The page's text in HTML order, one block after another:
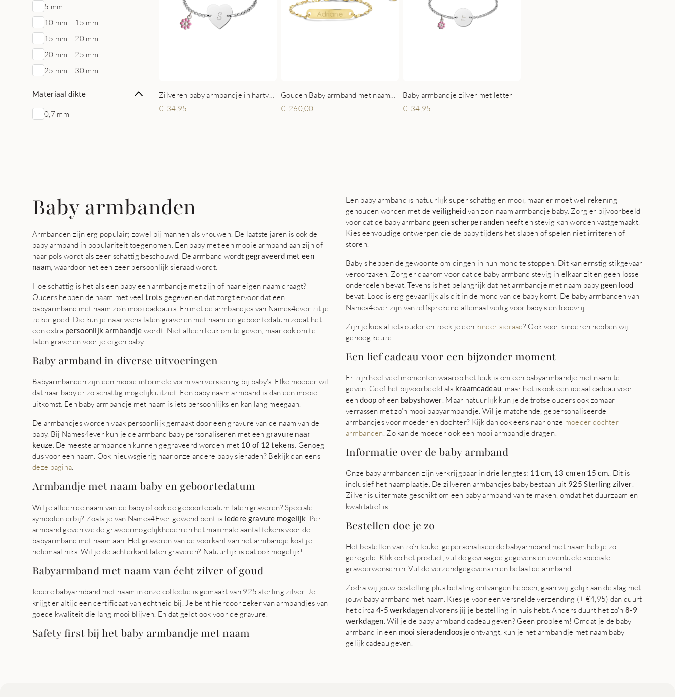
5 mm
10 mm – 15 mm
15 mm – 20 mm
20 mm – 25 mm
25 mm – 30 mm
Materiaal dikte
0,7 mm
34,95
260,00
Baby armbandje zilver met letter
34,95
Baby armbanden
Armbanden zijn erg populair; zowel bij mannen als vrouwen. De laatste jaren is ook de
baby armband in populariteit toegenomen. Een baby met een mooie armband aan zijn of
haar pols wordt als zeer schattig beschouwd. De armband wordt gegraveerd met een
naam , waardoor het een zeer persoonlijk sieraad wordt.
Hoe schattig is het als een baby een armbandje met zijn of haar eigen naam draagt?
Ouders hebben de naam met veeltrots gegeven en dat zorgt ervoor dat een
babyarmband met naam zo’n mooi cadeau is. En met de armbandjes van Names4ever zit je
zeker goed. Die kun je naar wens laten graveren met naam en geboortedatum zodat het
een extra persoonlijk armbandje wordt. Niet alleen leuk om te geven, maar ook om te
laten graveren voor je eigen baby!
Baby armband in diverse uitvoeringen
Babyarmbanden zijn een mooie informele vorm van versiering bij baby's. Elke moeder wil
dat haar baby er zo schattig mogelijk uitziet. Een baby naam armband is dan een mooie
uitkomst. Een baby armbandje met naam is iets persoonlijks en kan lang meegaan.
De armbandjes worden vaak persoonlijk gemaakt door een gravure van de naam van de
baby. Bij Names4ever kun je de armband baby personaliseren met eengravure naar
keuze . De meeste armbanden kunnen gegraveerd worden met 10 of 12 tekens . Genoeg
dus voor een naam. Ook nieuwsgierig naar onze andere baby sieraden? Bekijk dan eens
deze pagina
Armbandje met naam baby en geboortedatum
Wil je alleen de naam van de baby of ook de geboortedatum laten graveren? Speciale
symbolen erbij? Zoals je van Names4Ever gewend bent is iedere gravure mogelijk . Per
armband geven we de graveermogelijkheden en het maximale aantal tekens voor de
babyarmband met naam aan. Het graveren van de voorkant van het armbandje kost je
helemaal niks. Wil je de achterkant laten graveren? Natuurlijk is dat ook mogelijk!
Babyarmband met naam van écht zilver of goud
Iedere babyarmband met naam in onze collectie is gemaakt van 925 sterling zilver. Je
krijgt er altijd een certificaat van echtheid bij. Je bent hierdoor zeker van armbandjes van
goede kwaliteit die lang mooi blijven. En dat geldt ook voor de gravure!
Safety first bij het baby armbandje met naam
Een baby armband is natuurlijk super schattig en mooi, maar er moet wel rekening
gehouden worden met de veiligheidvan zo'n naam armbandje baby. Zorg er bijvoorbeeld
voor dat de baby armband geen scherpe randen heeft en stevig kan worden vastgemaakt.
Kies eenvoudige ontwerpen die de baby tijdens het slapen of spelen niet irriteren of
storen.
Baby's hebben de gewoonte om dingen in hun mond te stoppen. Dit kan ernstig stikgevaar
veroorzaken. Zorg er daarom voor dat de baby armband stevig in elkaar zit en geen losse
onderdelen bevat. Tevens is het belangrijk dat het armbandje met naam baby geen lood
bevat. Lood is erg gevaarlijk als dit in de mond van de baby komt. De baby armbanden van
Names4ever zijn vanzelfsprekend allemaal veilig voor baby's en loodvrij.
Zijn je kids al iets ouder en zoek je een kinder sieraad? Ook voor kinderen hebben wij
genoeg keuze.
Een lief cadeau voor een bijzonder moment
Er zijn heel veel momenten waarop het leuk is om een babyarmbandje met naam te
geven. Geef het bijvoorbeeld als kraamcadeau , maar het is ook een ideaal cadeau voor
eendoop of een babyshower . Maar natuurlijk kun je de trotse ouders ook zomaar
verrassen met zo’n mooi babyarmbandje. Wil je matchende, gepersonaliseerde
armbandjes voor moeder en dochter? Kijk dan ook eens naar onze moeder dochter
armbanden . Zo kan de moeder ook een mooi armbandje dragen!
Informatie over de baby armband
Onze baby armbanden zijn verkrijgbaar in drie lengtes: 11 cm, 13 cm en 15 cm. . Dit is
inclusief het naamplaatje. De zilveren armbandjes baby bestaan uit 925 Sterling zilver
Zilver is uitermate geschikt om een baby armband van te maken, omdat het duurzaam en
kwalitatief is.
Bestellen doe je zo
Het bestellen van zo’n leuke, gepersonaliseerde babyarmband met naam heb je zo
geregeld. Klik op het product, vul de gevraagde gegevens en eventuele speciale
graveerwensen in. Vul de verzendgegevens in en betaal de armband.
Zodra wij jouw bestelling plus betaling ontvangen hebben, gaan wij gelijk aan de slag met
jouw baby armband met naam. Kies je voor een versnelde verzending (+ €4,95) dan duurt
het circa 4-5 werkdagenalvorens jij je bestelling in huis hebt. Anders duurt het zo'n8-9
werkdagen . Wil je de baby armband cadeau geven? Geen probleem! Omdat je de baby
armband in een mooi sieradendoosjeontvangt, kun je het armbandje met naam baby
gelijk cadeau geven.